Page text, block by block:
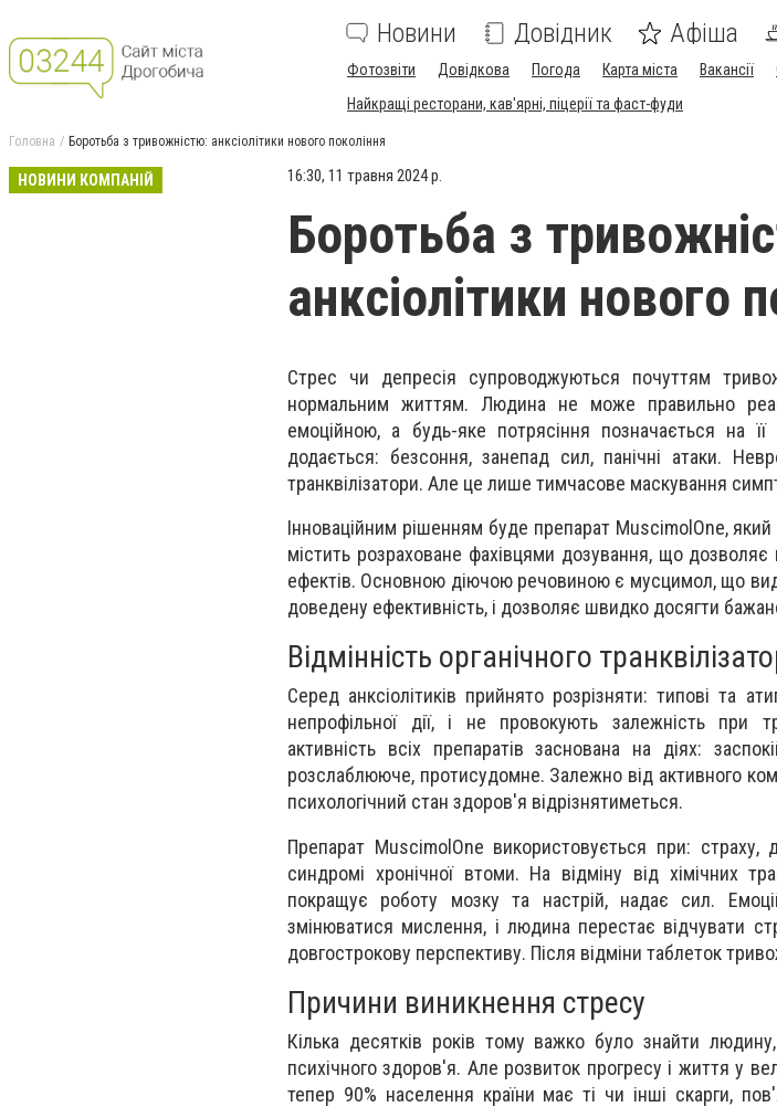
Новини Довідник Афіша
Фотозвіти Довідкова Погода Карта міста Вакансії
Найкращі ресторани, кав'ярні, піцерії та фаст-фуди
Головна Боротьба з тривожністю: анксіолітики нового покоління
НОВИНИ КОМПАНІЙ 16:30, 11 травня 2024 р.
Боротьба з
анксіолітики нового
Стрес чи депресія супроводжуються почуттям
нормальним життям. Людина не може правильно
емоційною, а будь-яке потрясіння позначається на
додається: безсоння, занепад сил, панічні атаки.
транквілізатори. Але це лише тимчасове маскування
Інноваційним рішенням буде препарат MuscimolOne,
містить розраховане фахівцями дозування, що
ефектів. Основною діючою речовиною є мусцимол, що
доведену ефективність, і дозволяє швидко досягти
Відмінність органічного
Серед анксіолітиків прийнято розрізняти: типові та
непрофільної дії, і не провокують залежність при
активність всіх препаратів заснована на діях:
розслаблююче, протисудомне. Залежно від активного
психологічний стан здоров'я відрізнятиметься.
Препарат MuscimolOne використовується при: страху,
синдромі хронічної втоми. На відміну від хімічних
покращує роботу мозку та настрій, надає сил.
змінюватися мислення, і людина перестає відчувати
довгострокову перспективу. Після відміни таблеток
Причини виникнення стресу
Кілька десятків років тому важко було знайти
психічного здоров'я. Але розвиток прогресу і життя у
тепер 90% населення країни має ті чи інші скарги,